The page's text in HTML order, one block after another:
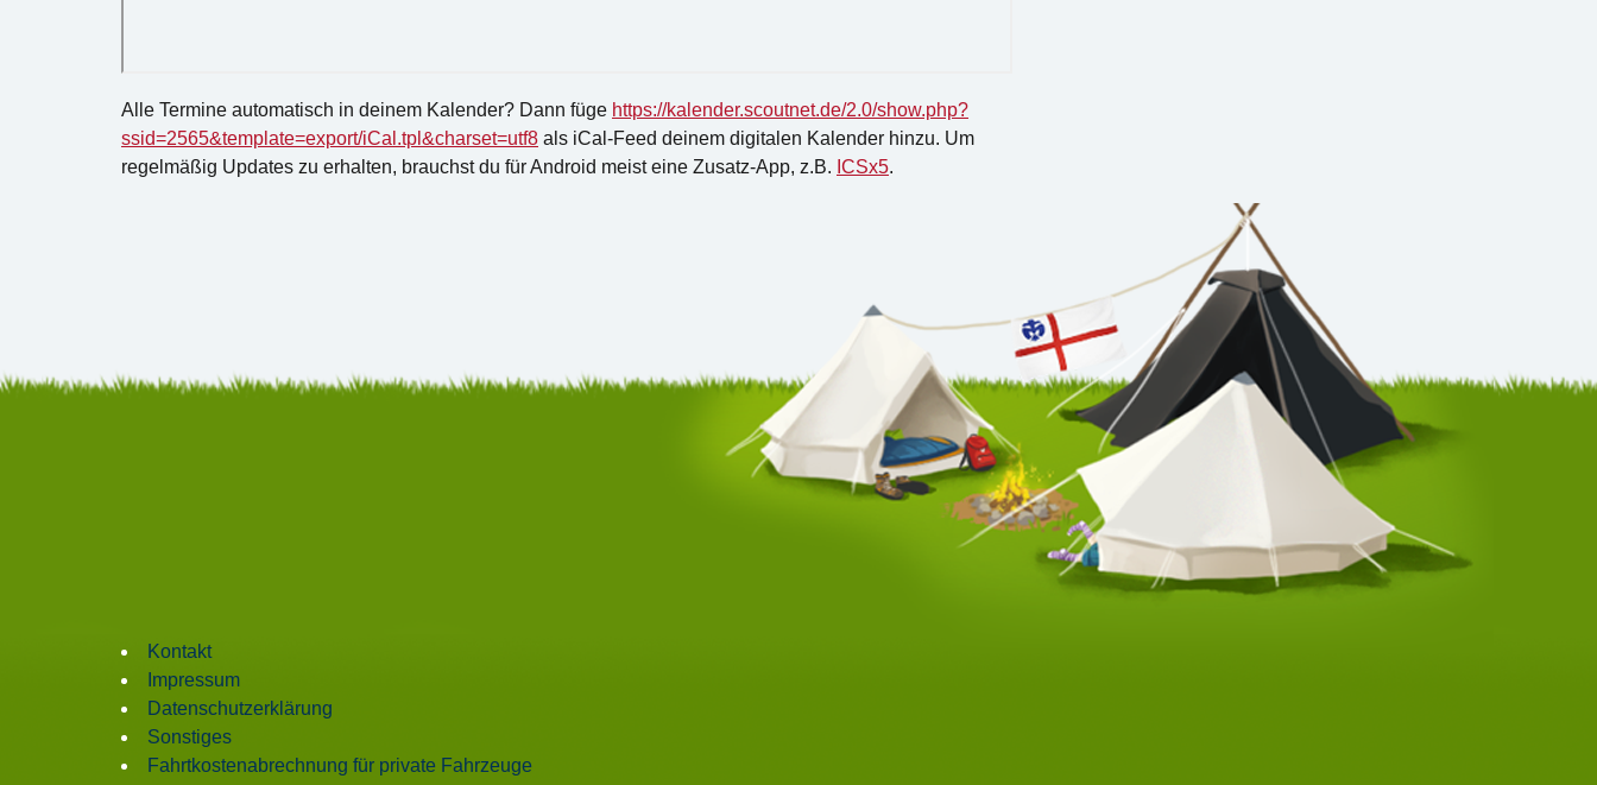
Alle Termine automatisch in deinem Kalender? Dann füge https://kalender.scoutnet.de/2.0/show.php?
ssid=2565&template=export/iCal.tpl&charset=utf8 als iCal-Feed deinem digitalen Kalender hinzu. Um
regelmäßig Updates zu erhalten, brauchst du für Android meist eine Zusatz-App, z.B. ICSx5.
Kontakt
Impressum
Datenschutzerklärung
Sonstiges
Fahrtkostenabrechnung für private Fahrzeuge